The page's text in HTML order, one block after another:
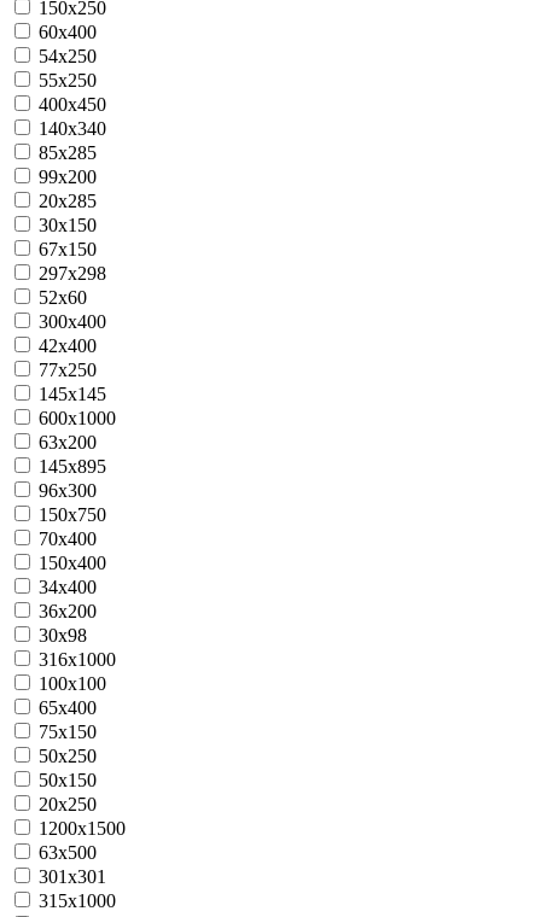
150x250
60x400
54x250
55x250
400x450
140x340
85х285
99x200
20x285
30x150
67х150
297x298
52x60
300x400
42x400
77x250
145x145
600x1000
63x200
145x895
96x300
150x750
70x400
150x400
34x400
36х200
30х98
316x1000
100x100
65x400
75x150
50x250
50x150
20х250
1200x1500
63х500
301х301
315x1000